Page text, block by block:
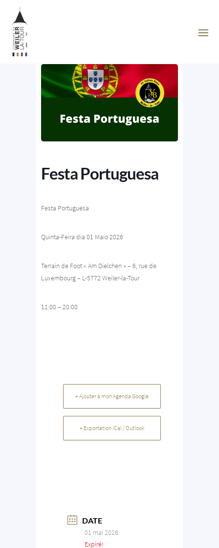
Festa Portuguesa
Festa Portuguesa
Quinta-Feira dia 01 Maio 2026
Terrain de Foot « Am Dielchen » – 6, rue de
Luxembourg – L-5772 Weiler-la-Tour
11:00 – 20:00
+ Ajouter à mon Agenda Google
+ Exportation iCal / Outlook
DATE
01 mai 2026
Expiré!